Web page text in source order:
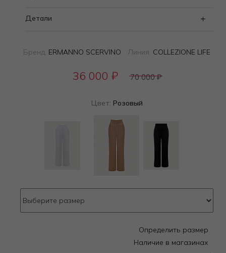
Детали
Бренд: ERMANNO SCERVINO Линия: COLLEZIONE LIFE
36 000 ₽ 70 000₽
Цвет: Розовый
Определить размер
Наличие в магазинах